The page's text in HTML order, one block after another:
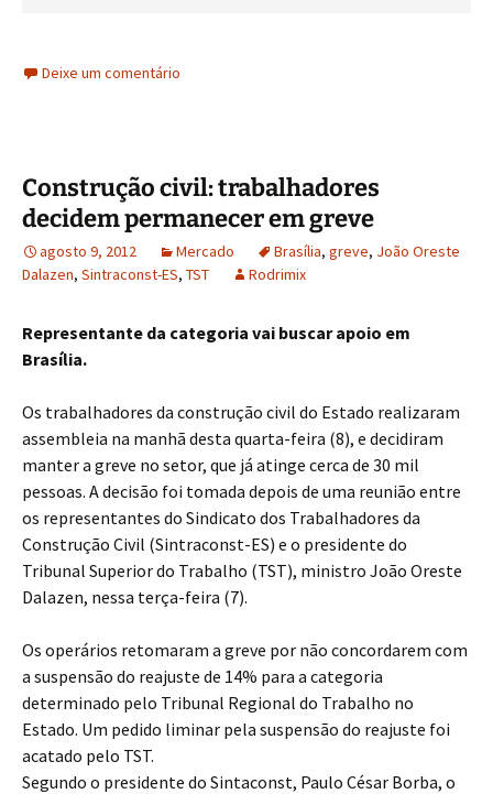
Deixe um comentário
Construção civil: trabalhadores
decidem permanecer em greve
agosto 9, 2012 Mercado Brasília, greve, João Oreste
Dalazen, Sintraconst-ES, TST Rodrimix
Representante da categoria vai buscar apoio em
Brasília.
Os trabalhadores da construção civil do Estado realizaram
assembleia na manhã desta quarta-feira (8), e decidiram
manter a greve no setor, que já atinge cerca de 30 mil
pessoas. A decisão foi tomada depois de uma reunião entre
os representantes do Sindicato dos Trabalhadores da
Construção Civil (Sintraconst-ES) e o presidente do
Tribunal Superior do Trabalho (TST), ministro João Oreste
Dalazen, nessa terça-feira (7).
Os operários retomaram a greve por não concordarem com
a suspensão do reajuste de 14% para a categoria
determinado pelo Tribunal Regional do Trabalho no
Estado. Um pedido liminar pela suspensão do reajuste foi
acatado pelo TST.
Segundo o presidente do Sintaconst, Paulo César Borba, o